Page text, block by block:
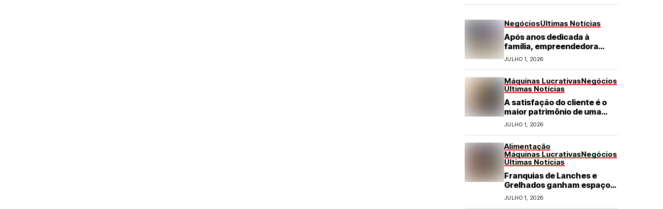
NegóciosÚltimas Notícias
Após anos dedicada à
família, empreendedora
transforma franquia de
turismo em negócio de
JULHO 1, 2026
Máquinas LucrativasNegócios
Últimas Notícias
A satisfação do cliente é o
maior patrimônio de uma
franquia
JULHO 1, 2026
Alimentação
Máquinas LucrativasNegócios
Últimas Notícias
Franquias de Lanches e
Grelhados ganham espaço
com demanda por refeições
rápidas e de qualidade
JULHO 1, 2026